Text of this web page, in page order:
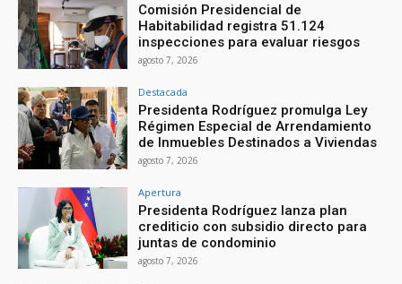
Comisión Presidencial de
Habitabilidad registra 51.124
inspecciones para evaluar riesgos
agosto 7, 2026
Destacada
Presidenta Rodríguez promulga Ley
Régimen Especial de Arrendamiento
de Inmuebles Destinados a Viviendas
agosto 7, 2026
Apertura
Presidenta Rodríguez lanza plan
crediticio con subsidio directo para
juntas de condominio
agosto 7, 2026